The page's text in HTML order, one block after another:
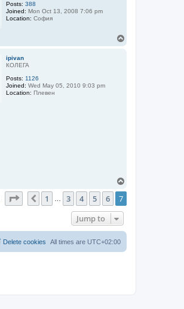
Posts: 388
Joined: Mon Oct 13, 2008 7:06 pm
Location: София
ipivan
КОЛЕГА
Posts: 1126
Joined: Wed May 05, 2010 9:03 pm
Location: Плевен
Page of 7
Previous
1 3 4 5 6 7
Jump to
All times are UTC+02:00
Delete cookies